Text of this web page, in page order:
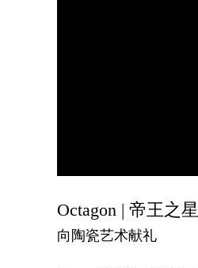
Octagon | 帝王之星
向陶瓷艺术献礼